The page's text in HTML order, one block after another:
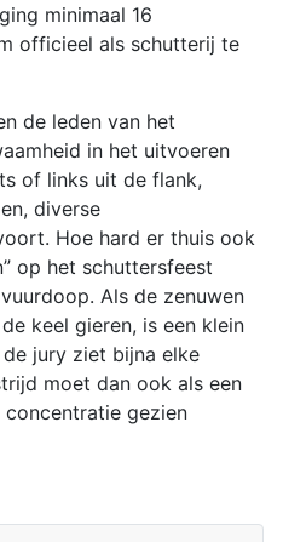
minimaal 16
officieel als schutterij te
de leden van het
in het uitvoeren
of links uit de flank,
diverse
Hoe hard er thuis ook
op het schuttersfeest
Als de zenuwen
keel gieren, is een klein
jury ziet bijna elke
moet dan ook als een
gezien